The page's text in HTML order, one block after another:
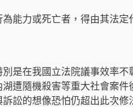
能力或死亡者，得由其法定
是在我國立法院議事效率
遭隨機殺害等重大社會案
訟的想像恐怕仍超出此次